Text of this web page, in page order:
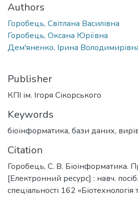
Authors
Горобець, Світлана Василівна
Горобець, Оксана Юріївна
Дем'яненко, Ірина
Publisher
КПІ ім. Ігоря Сікорського
Keywords
біоінформатика, бази даних,
Citation
Горобець, С. В. Біоінформатика.
[Електронний ресурс] : навч.
спеціальності 162 «Біотехнологія